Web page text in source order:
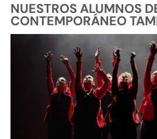
NUESTROS ALUMNOS
CONTEMPORÁNEO